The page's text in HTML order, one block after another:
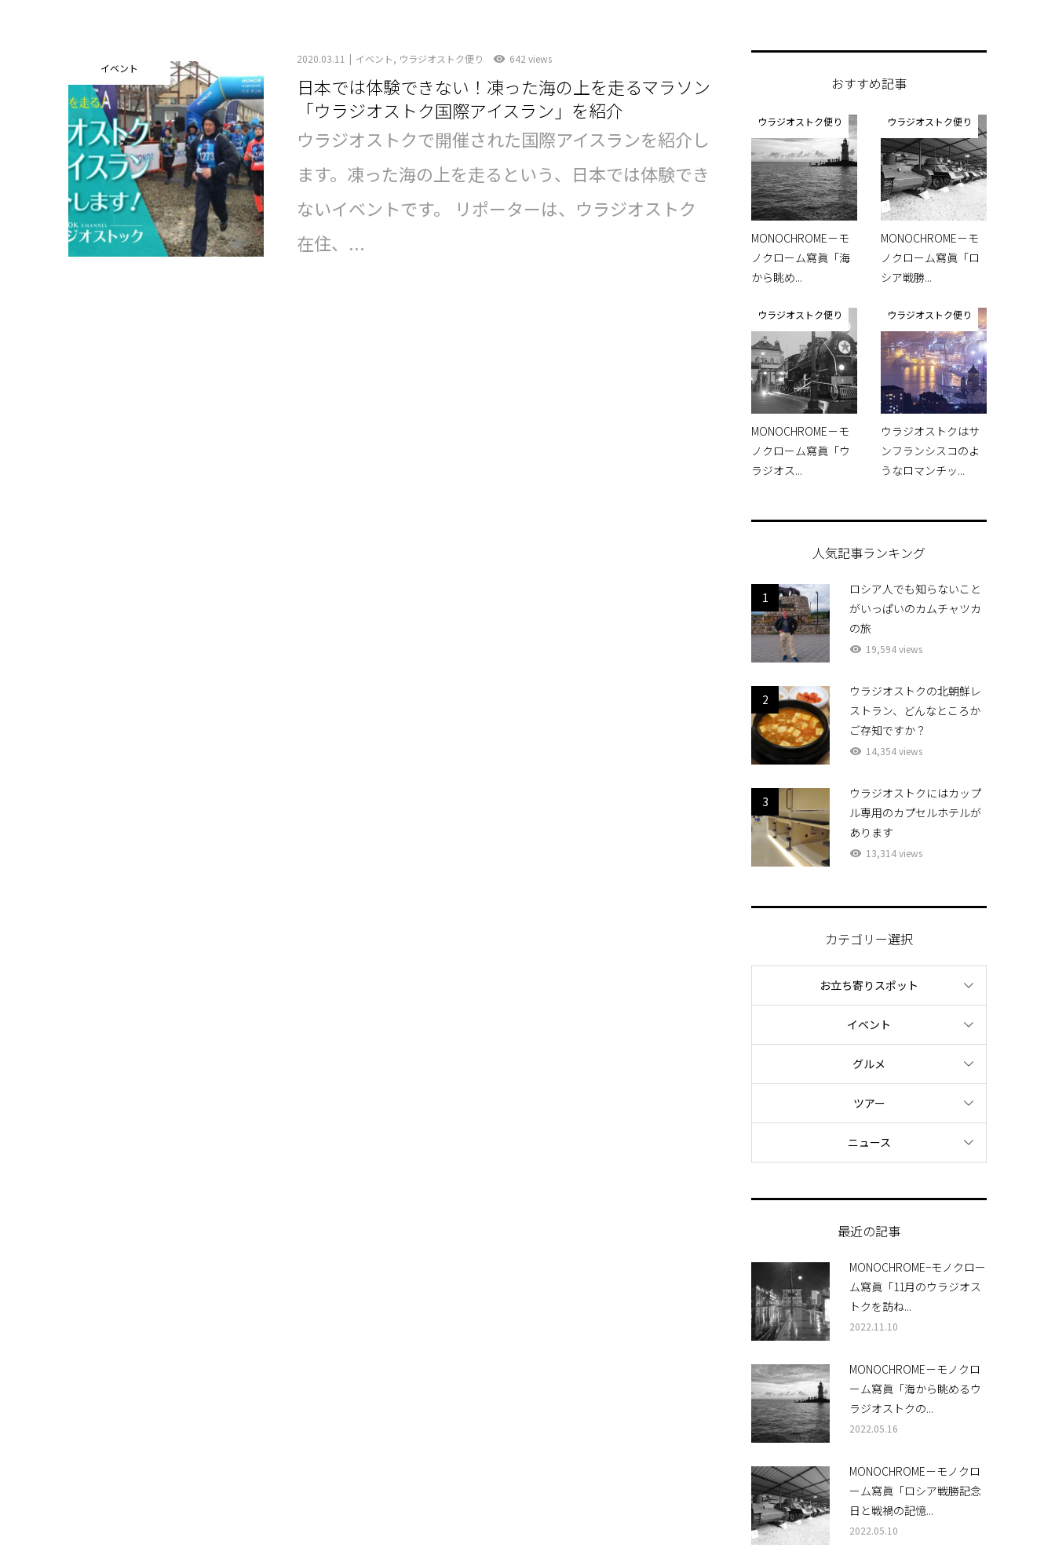
イベント
2020.03.11 イベント, ウラジオストク便り 642 views
日本では体験できない！凍った海の上を走るマラソン
「ウラジオストク国際アイスラン」を紹介
ウラジオストクで開催された国際アイスランを紹介し
ます。凍った海の上を走るという、日本では体験でき
ないイベントです。 リポーターは、ウラジオストク
在住、...
おすすめ記事
ウラジオストク便り
MONOCHROME－モ
ノクローム寫眞「海
から眺め...
ウラジオストク便り
MONOCHROME－モ
ノクローム寫眞「ロ
シア戦勝...
ウラジオストク便り
MONOCHROME－モ
ノクローム寫眞「ウ
ラジオス...
ウラジオストク便り
ウラジオストクはサ
ンフランシスコのよ
うなロマンチッ...
人気記事ランキング
1
ロシア人でも知らないこと
がいっぱいのカムチャツカ
の旅
19,594 views
2
ウラジオストクの北朝鮮レ
ストラン、どんなところか
ご存知ですか？
14,354 views
3
ウラジオストクにはカップ
ル専用のカプセルホテルが
あります
13,314 views
カテゴリー選択
お立ち寄りスポット
イベント
グルメ
ツアー
ニュース
最近の記事
MONOCHROME−モノクロー
ム寫眞「11月のウラジオス
トクを訪ね...
2022.11.10
MONOCHROME－モノクロ
ーム寫眞「海から眺めるウ
ラジオストクの...
2022.05.16
MONOCHROME－モノクロ
ーム寫眞「ロシア戦勝記念
日と戦禍の記憶...
2022.05.10